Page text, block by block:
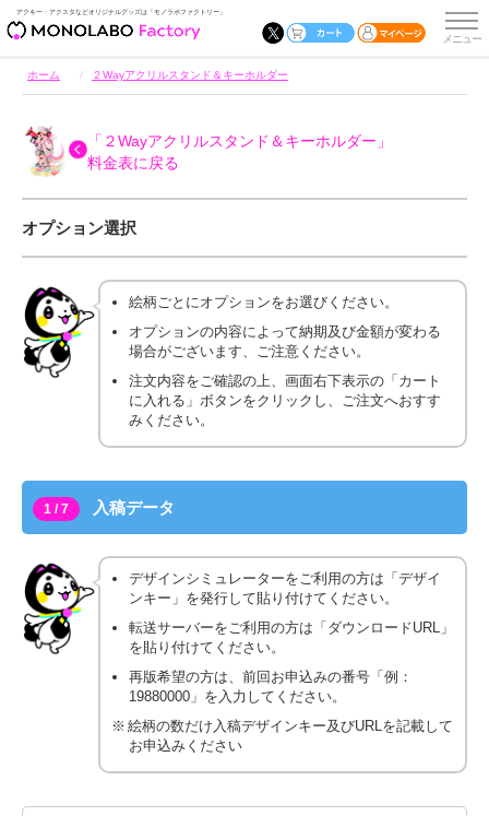
アクキー・アクスタなどオリジナルグッズは「モノラボファクトリー」
ホーム ２Wayアクリルスタンド＆キーホルダー
「２Wayアクリルスタンド＆キーホルダー」
料金表に戻る
オプション選択
絵柄ごとにオプションをお選びください。
オプションの内容によって納期及び金額が変わる
場合がございます、ご注意ください。
注文内容をご確認の上、画面右下表示の「カート
に入れる」ボタンをクリックし、ご注文へおすす
みください。
1 / 7 入稿データ
デザインシミュレーターをご利用の方は「デザイ
ンキー」を発行して貼り付けてください。
転送サーバーをご利用の方は「ダウンロードURL」
を貼り付けてください。
再版希望の方は、前回お申込みの番号「例：
19880000」を入力してください。
絵柄の数だけ入稿デザインキー及びURLを記載して
お申込みください